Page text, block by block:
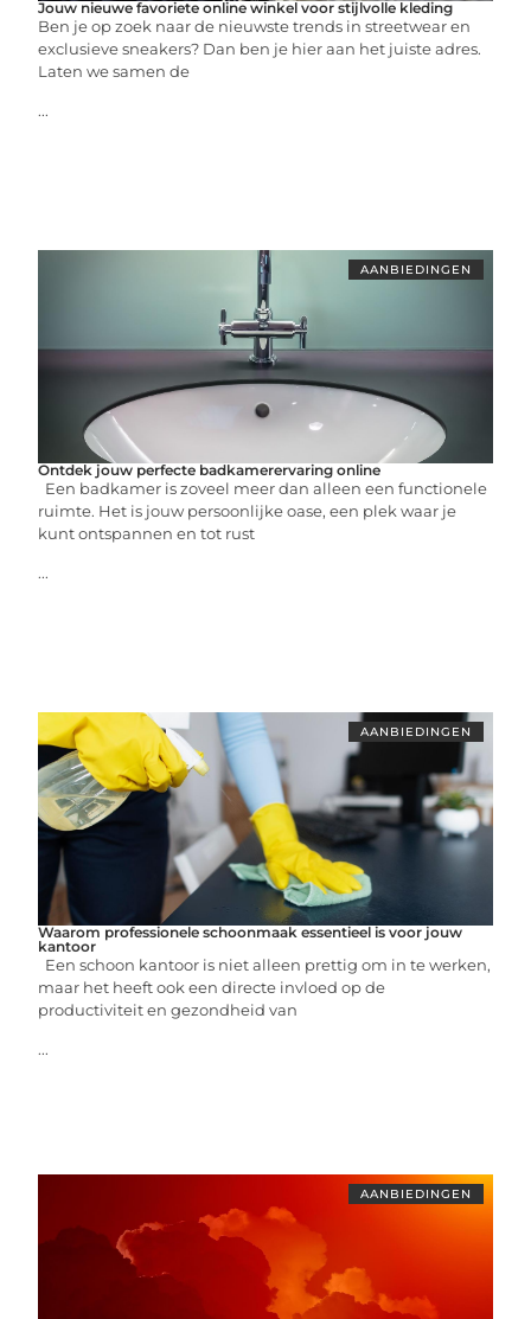
Jouw nieuwe favoriete online winkel voor stijlvolle kleding
Ben je op zoek naar de nieuwste trends in streetwear en
exclusieve sneakers? Dan ben je hier aan het juiste adres.
Laten we samen de
...
AANBIEDINGEN
Ontdek jouw perfecte badkamerervaring online
Een badkamer is zoveel meer dan alleen een functionele
ruimte. Het is jouw persoonlijke oase, een plek waar je
kunt ontspannen en tot rust
...
AANBIEDINGEN
Waarom professionele schoonmaak essentieel is voor jouw
kantoor
Een schoon kantoor is niet alleen prettig om in te werken,
maar het heeft ook een directe invloed op de
productiviteit en gezondheid van
...
AANBIEDINGEN